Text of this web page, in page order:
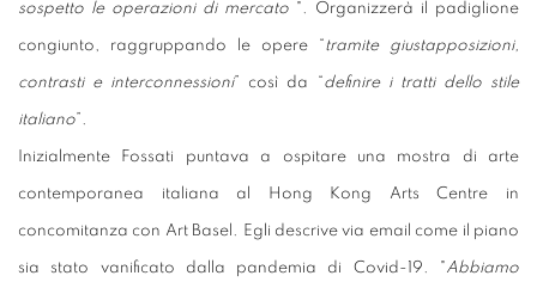
sospetto le operazioni di mercato ". Organizzerà il padiglione
congiunto, raggruppando le opere “tramite giustapposizioni,
contrasti e interconnessioni” così da “definire i tratti dello stile
italiano”.
Inizialmente Fossati puntava a ospitare una mostra di arte
contemporanea italiana al Hong Kong Arts Centre in
concomitanza con Art Basel. Egli descrive via email come il piano
sia stato vanificato dalla pandemia di Covid‑19. "Abbiamo